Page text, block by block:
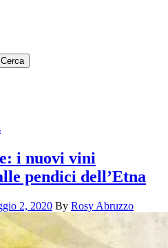
i nuovi vini
pendici dell’Etna
2, 2020 By Rosy Abruzzo